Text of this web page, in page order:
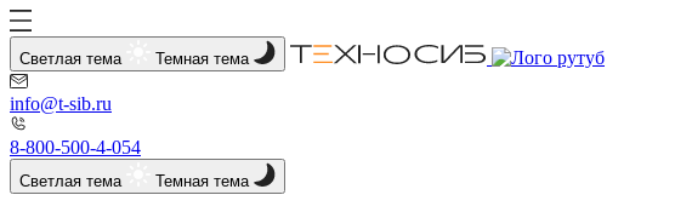
Светлая тема Темная тема
info@t-sib.ru
8-800-500-4-054
Светлая тема Темная тема